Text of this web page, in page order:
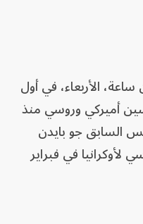
الأربعاء، في أول
أميركي وروسي منذ
السابق جو بايدن
في فبراير